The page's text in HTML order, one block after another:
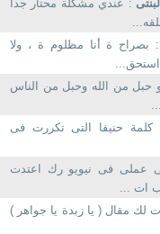
: عندي مشكلة محتار جداً
: بصراح ة أنا مظلوم ة ، ولا
استحق...
حبل من الله وحبل من الناس
حنيفا التى تكررت فى
عملى فى نيويو رك اعتدت
ات ...
لك مقال ( يا زبدة يا جواهر )